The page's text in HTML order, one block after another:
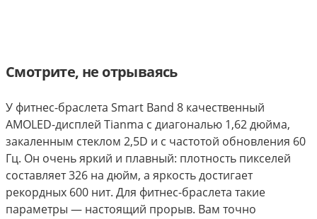
Смотрите, не отрываясь
У фитнес-браслета Smart Band 8 качественный
AMOLED-дисплей Tianma с диагональю 1,62 дюйма,
закаленным стеклом 2,5D и с частотой обновления 60
Гц. Он очень яркий и плавный: плотность пикселей
составляет 326 на дюйм, а яркость достигает
рекордных 600 нит. Для фитнес-браслета такие
параметры — настоящий прорыв. Вам точно